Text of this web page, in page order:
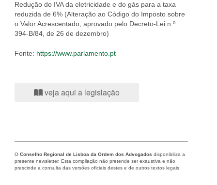
Redução do IVA da eletricidade e do gás para a taxa
reduzida de 6% (Alteração ao Código do Imposto sobre
o Valor Acrescentado, aprovado pelo Decreto-Lei n.º
394-B/84, de 26 de dezembro)
Fonte: https://www.parlamento.pt
veja aqui a legislação
O Conselho Regional de Lisboa da Ordem dos Advogados disponibiliza a
presente newsletter. Esta compilação não pretende ser exaustiva e não
prescinde a consulta das versões oficiais destes e de outros textos legais.